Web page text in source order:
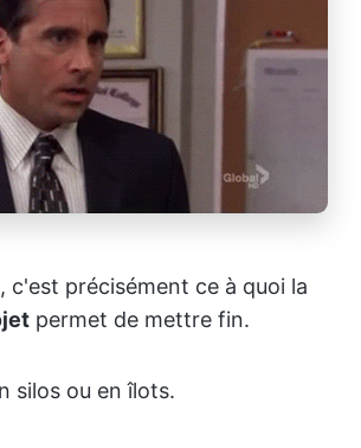
c'est précisément ce à quoi la
permet de mettre fin.
silos ou en îlots.